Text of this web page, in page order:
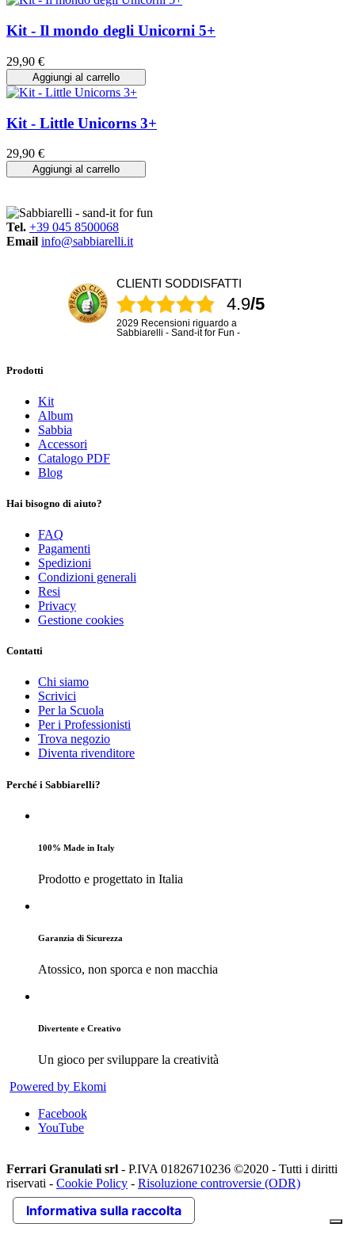
Kit - Il mondo degli Unicorni 5+
29,90 €
Aggiungi al carrello
Kit - Little Unicorns 3+
29,90 €
Aggiungi al carrello
Tel. +39 045 8500068
Email info@sabbiarelli.it
CLIENTI SODDISFATTI
4.9/5
2029 Recensioni riguardo a
Sabbiarelli - Sand-it for Fun -
Prodotti
Kit
Album
Sabbia
Accessori
Catalogo PDF
Blog
Hai bisogno di aiuto?
FAQ
Pagamenti
Spedizioni
Condizioni generali
Resi
Privacy
Gestione cookies
Contatti
Chi siamo
Scrivici
Per la Scuola
Per i Professionisti
Trova negozio
Diventa rivenditore
Perché i Sabbiarelli?
100% Made in Italy
Prodotto e progettato in Italia
Garanzia di Sicurezza
Atossico, non sporca e non macchia
Divertente e Creativo
Un gioco per sviluppare la creatività
Powered by Ekomi
Facebook
YouTube
Ferrari Granulati srl - P.IVA 01826710236 ©2020 - Tutti i diritti
riservati - Cookie Policy - Risoluzione controversie (ODR)
Informativa sulla raccolta